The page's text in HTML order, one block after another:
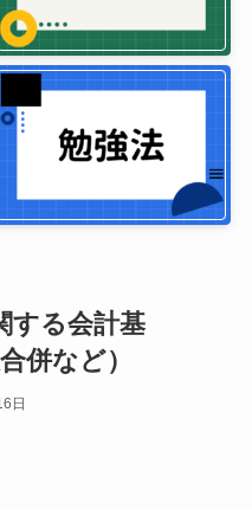
する会計基
併など）
日